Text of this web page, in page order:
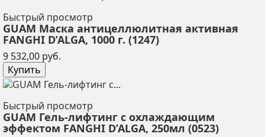
Быстрый просмотр
GUAM Маска антицеллюлитная активная
FANGHI D’ALGA, 1000 г. (1247)
9 532,00 руб.
Купить
Быстрый просмотр
GUAM Гель-лифтинг с охлаждающим
эффектом FANGHI D’ALGA, 250мл (0523)